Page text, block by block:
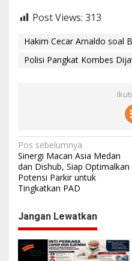
Post Views: 313
Hakim Cecar Arnaldo soal
Polisi Pangkat Kombes
N
a
v
g
a
s
Pos sebelumnya
Sinergi Macan Asia Medan
dan Dishub, Siap Optimalkan
Potensi Parkir untuk
Tingkatkan PAD
Jangan Lewatkan